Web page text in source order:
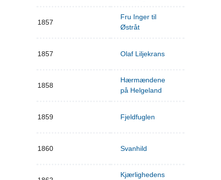
1857
Fru Inger til
Østråt
1857 Olaf Liljekrans
1858
Hærmændene
på Helgeland
1859 Fjeldfuglen
1860 Svanhild
Kjærlighedens